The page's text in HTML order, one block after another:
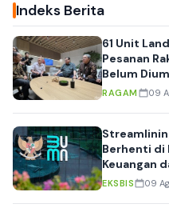
Indeks Berita
61 Unit
Pesanan
Belum
RAGAM 09
Berhenti di
Keuangan
EKSBIS 09